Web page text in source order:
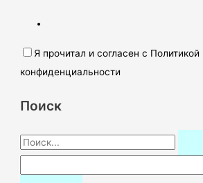
Я прочитал и согласен с Политикой
конфиденциальности
Поиск
П
о
и